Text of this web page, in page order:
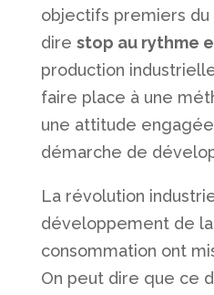
objectifs premiers
dire stop au rythme
production
faire place à une
une attitude
démarche de
La révolution
développement de
consommation ont
On peut dire que ce